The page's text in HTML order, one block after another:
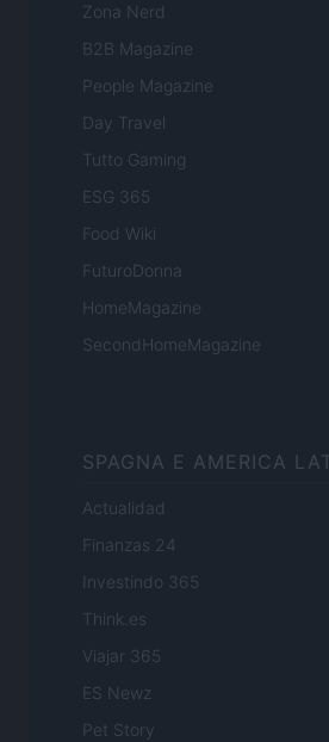
Zona Nerd
B2B Magazine
People Magazine
Day Travel
Tutto Gaming
ESG 365
Food Wiki
FuturoDonna
HomeMagazine
SecondHomeMagazine
SPAGNA E AMERICA
Actualidad
Finanzas 24
Investindo 365
Think.es
Viajar 365
ES Newz
Pet Story